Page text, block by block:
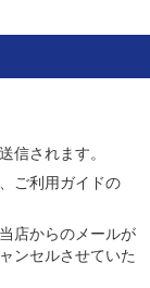
信されます。
ご利用ガイドの
店からのメールが
ンセルさせていた